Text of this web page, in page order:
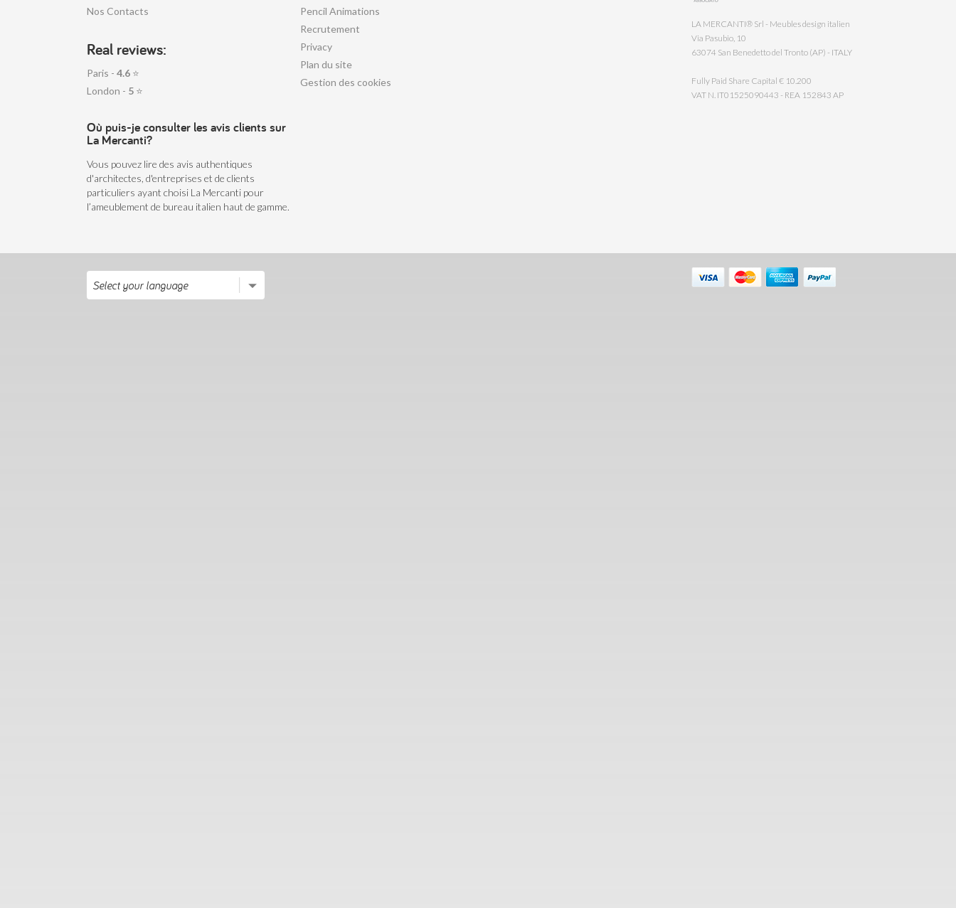
Nos Contacts
Real reviews:
Paris - 4.6 ⭐
London - 5 ⭐
Où puis-je consulter les avis clients sur
La Mercanti?
Vous pouvez lire des avis authentiques
d'architectes, d'entreprises et de clients
particuliers ayant choisi La Mercanti pour
l’ameublement de bureau italien haut de gamme.
Pencil Animations
Recrutement
Privacy
Plan du site
Gestion des cookies
LA MERCANTI® Srl - Meubles design italien
Via Pasubio, 10
63074 San Benedetto del Tronto (AP) - ITALY
Fully Paid Share Capital € 10.200
VAT N. IT01525090443 - REA 152843 AP